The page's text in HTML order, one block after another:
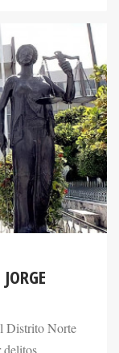
Distrito Norte